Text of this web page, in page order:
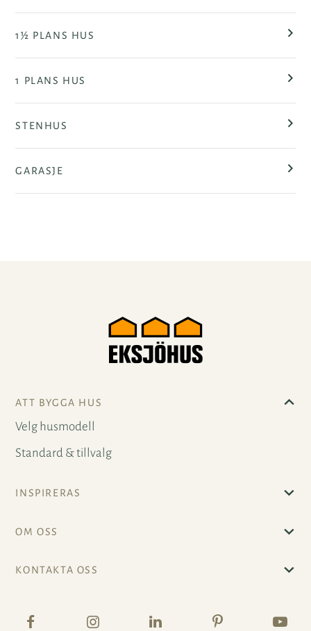
1½ PLANS HUS
1 PLANS HUS
STENHUS
GARASJE
ATT BYGGA HUS
Velg husmodell
Standard & tillvalg
INSPIRERAS
OM OSS
KONTAKTA OSS